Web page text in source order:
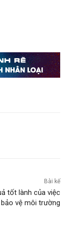
Bài kế
tốt lành của việc
bảo vệ môi trường